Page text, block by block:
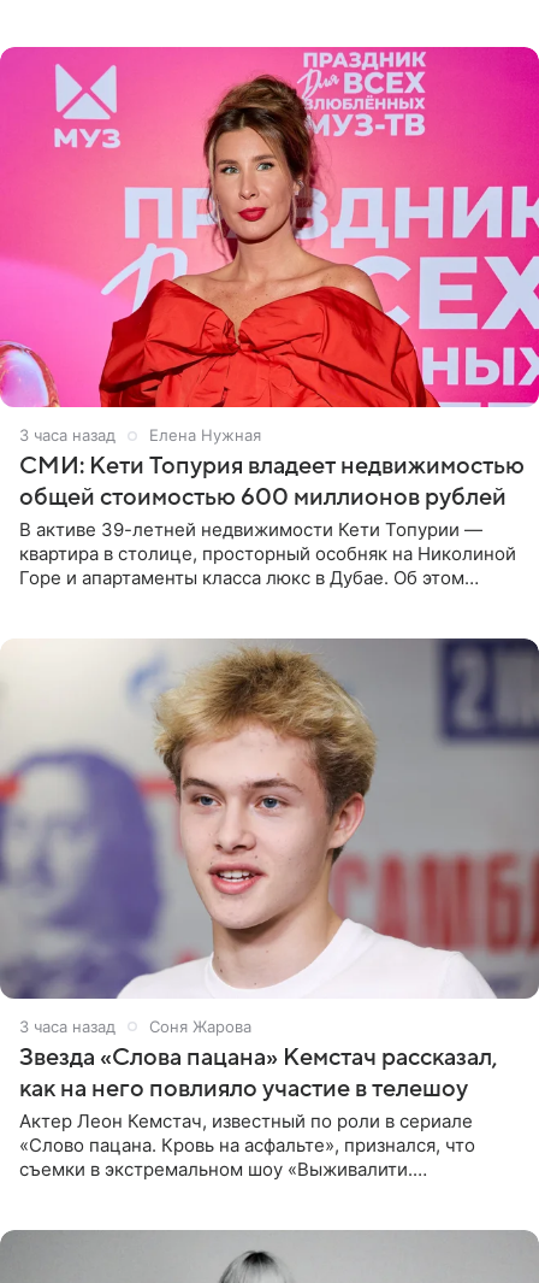
3 часа назад Елена Нужная
СМИ: Кети Топурия владеет недвижимостью
общей стоимостью 600 миллионов рублей
В активе 39-летней недвижимости Кети Топурии —
квартира в столице, просторный особняк на Николиной
Горе и апартаменты класса люкс в Дубае. Об этом
3 часа назад Соня Жарова
Звезда «Слова пацана» Кемстач рассказал,
как на него повлияло участие в телешоу
Актер Леон Кемстач, известный по роли в сериале
«Слово пацана. Кровь на асфальте», признался, что
съемки в экстремальном шоу «Выживалити.